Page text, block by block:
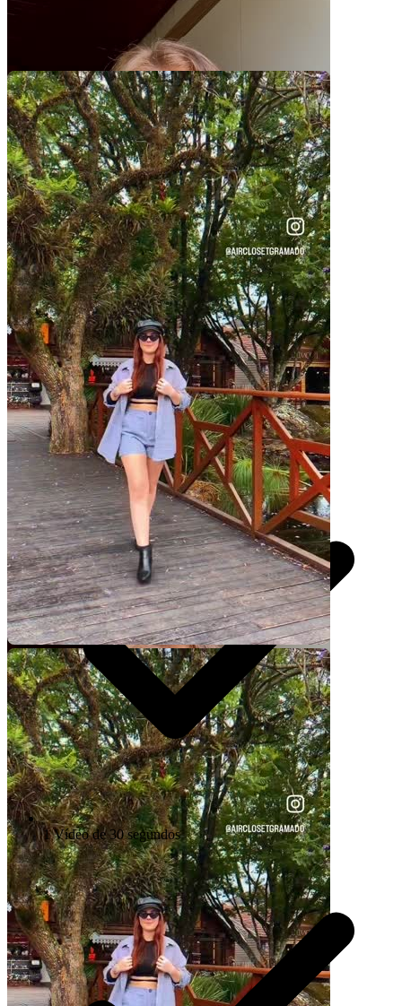
Pacotes UGC
Você recebe o arquivo para usar em qualquer canal.
30 segundos
R$
247
por pedido
1 Vídeo de 30 segundos